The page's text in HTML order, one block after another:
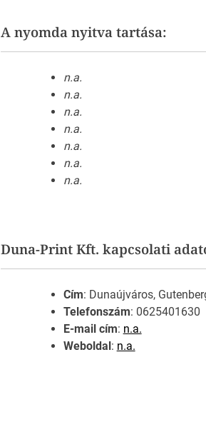
A nyomda nyitva tartása:
n.a.
n.a.
n.a.
n.a.
n.a.
n.a.
n.a.
Duna-Print Kft. kapcsolati
Cím: Dunaújváros,
Telefonszám: 0625401630
E-mail cím: n.a.
Weboldal: n.a.